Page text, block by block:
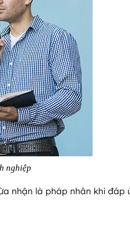
nghiệp
nhận là pháp nhân khi đáp